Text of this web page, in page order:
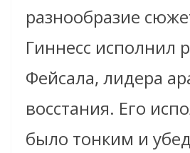
разнообразие
Гиннесс исполнил
Фейсала, лидера
восстания. Его
было тонким и